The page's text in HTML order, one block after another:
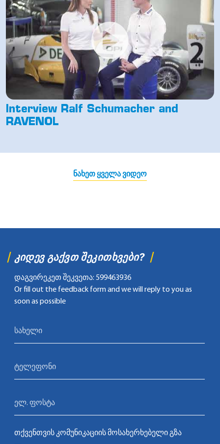
Interview Ralf Schumacher and
RAVENOL
ᲜᲐᲮᲔᲗ ᲧᲕᲔᲚᲐ ᲕᲘᲓᲔᲝ
ᲙᲘᲓᲔᲕ ᲒᲐᲥᲕᲗ ᲨᲔᲙᲘᲗᲮᲕᲔᲑᲘ?
დაგვირეკეთ შეკვეთა: 599463936
Or fill out the feedback form and we will reply to you as
soon as possible
თქვენთვის კომუნიკაციის მოსახერხებელი გზა